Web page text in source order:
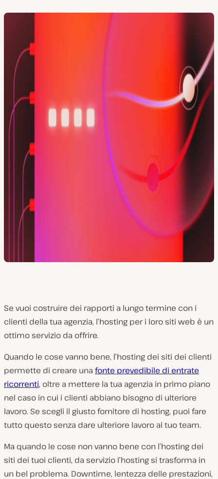
Se vuoi costruire dei rapporti a lungo termine con i
clienti della tua agenzia, l’hosting per i loro siti web è un
ottimo servizio da offrire.
Quando le cose vanno bene, l’hosting dei siti dei clienti
permette di creare una fonte prevedibile di entrate
ricorrenti, oltre a mettere la tua agenzia in primo piano
nel caso in cui i clienti abbiano bisogno di ulteriore
lavoro. Se scegli il giusto fornitore di hosting, puoi fare
tutto questo senza dare ulteriore lavoro al tuo team.
Ma quando le cose non vanno bene con l’hosting dei
siti dei tuoi clienti, da servizio l’hosting si trasforma in
un bel problema. Downtime, lentezza delle prestazioni,